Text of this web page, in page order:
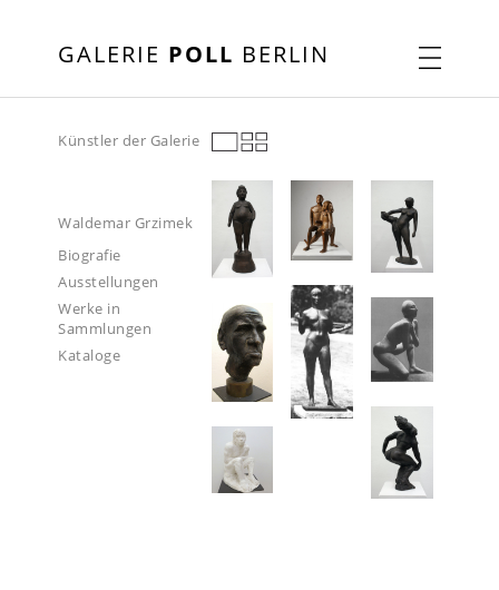
GALERIE POLL BERLIN
Künstler der Galerie
Waldemar Grzimek
Biografie
Ausstellungen
Werke in
Sammlungen
Kataloge